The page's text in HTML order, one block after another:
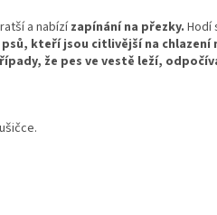
a nabízí zapínání na přezky. Hodí
kteří jsou citlivější na chlazení
že pes ve vestě leží,